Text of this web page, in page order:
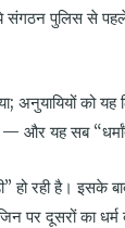
ये संगठन पुलिस से
; अनुयायियों को
— और यह सब
हो रही है। इसके
पर दूसरों का धर्म